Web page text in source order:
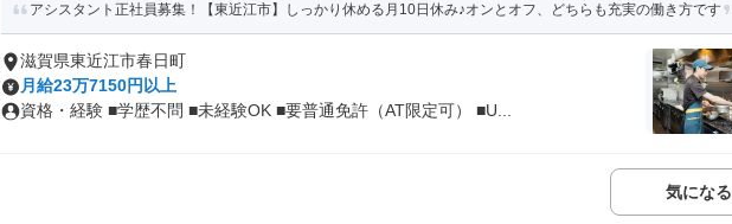
アシスタント正社員募集！【東近江市】しっかり休める月10日休み♪オンとオフ、どちらも充実の働き方です
滋賀県東近江市春日町
月給23万7150円以上
資格・経験 ■学歴不問 ■未経験OK ■要普通免許（AT限定可） ■U...
気になる